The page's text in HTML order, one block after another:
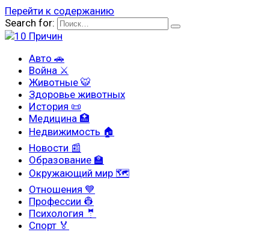
Перейти к содержанию
Search for:
Авто 🚗
Война ⚔
Животные 🐯
Здоровье животных
История 📜
Медицина 🏥
Недвижимость 🏠
Новости 📰
Образование 🏫
Окружающий мир 🗺
Отношения 💙
Профессии 👷
Психология 🤵
Спорт 🏅